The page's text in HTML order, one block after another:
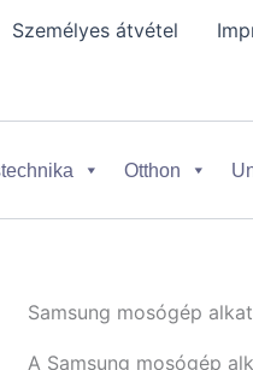
Személyes átvétel
Otthon
Samsung mosógép
A Samsung mosógép